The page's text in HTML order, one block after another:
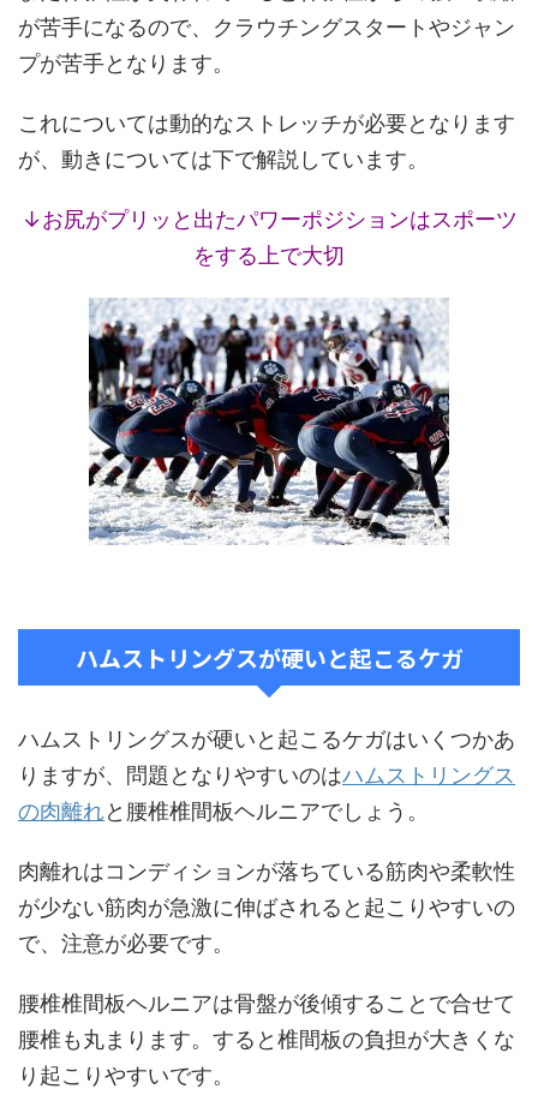
が苦手になるので、クラウチングスタートやジャン
プが苦手となります。
これについては動的なストレッチが必要となります
が、動きについては下で解説しています。
↓お尻がプリッと出たパワーポジションはスポーツ
をする上で大切
ハムストリングスが硬いと起こるケガ
ハムストリングスが硬いと起こるケガはいくつかあ
りますが、問題となりやすいのはハムストリングス
の肉離れと腰椎椎間板ヘルニアでしょう。
肉離れはコンディションが落ちている筋肉や柔軟性
が少ない筋肉が急激に伸ばされると起こりやすいの
で、注意が必要です。
腰椎椎間板ヘルニアは骨盤が後傾することで合せて
腰椎も丸まります。すると椎間板の負担が大きくな
り起こりやすいです。